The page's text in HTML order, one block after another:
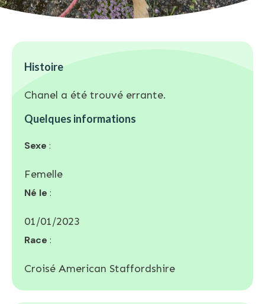
Histoire
Chanel a été trouvé errante.
Quelques informations
Sexe :
Femelle
Né le :
01/01/2023
Race :
Croisé American Staffordshire